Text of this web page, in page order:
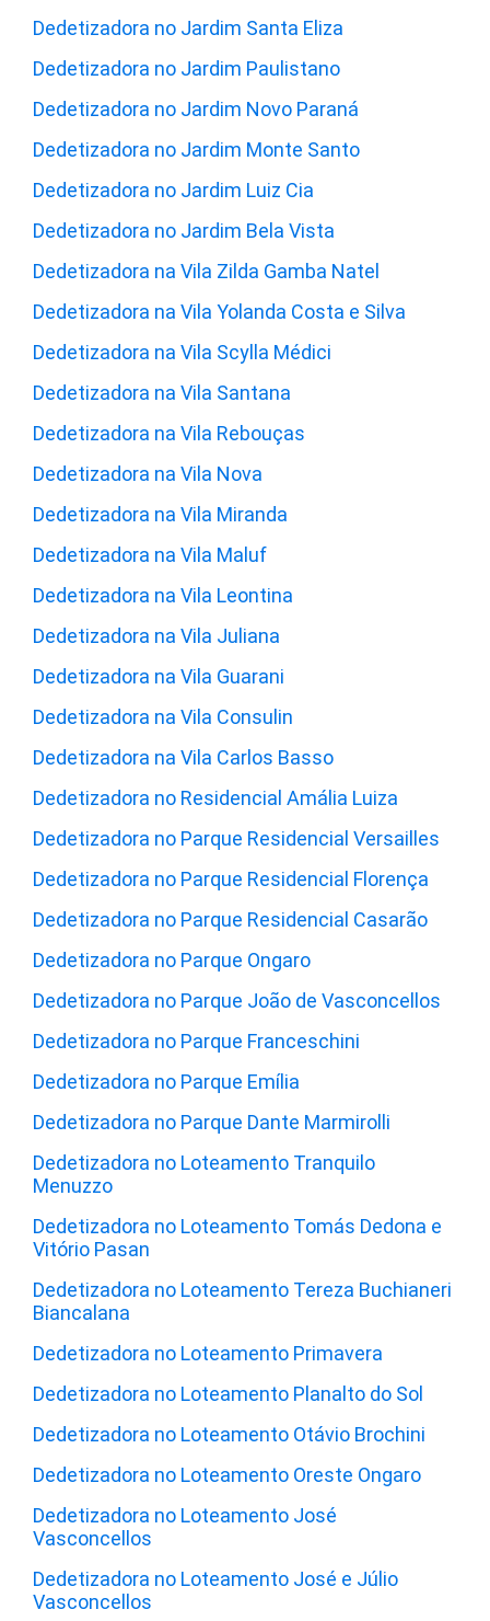
Dedetizadora no Jardim Santa Eliza
Dedetizadora no Jardim Paulistano
Dedetizadora no Jardim Novo Paraná
Dedetizadora no Jardim Monte Santo
Dedetizadora no Jardim Luiz Cia
Dedetizadora no Jardim Bela Vista
Dedetizadora na Vila Zilda Gamba Natel
Dedetizadora na Vila Yolanda Costa e Silva
Dedetizadora na Vila Scylla Médici
Dedetizadora na Vila Santana
Dedetizadora na Vila Rebouças
Dedetizadora na Vila Nova
Dedetizadora na Vila Miranda
Dedetizadora na Vila Maluf
Dedetizadora na Vila Leontina
Dedetizadora na Vila Juliana
Dedetizadora na Vila Guarani
Dedetizadora na Vila Consulin
Dedetizadora na Vila Carlos Basso
Dedetizadora no Residencial Amália Luiza
Dedetizadora no Parque Residencial Versailles
Dedetizadora no Parque Residencial Florença
Dedetizadora no Parque Residencial Casarão
Dedetizadora no Parque Ongaro
Dedetizadora no Parque João de Vasconcellos
Dedetizadora no Parque Franceschini
Dedetizadora no Parque Emília
Dedetizadora no Parque Dante Marmirolli
Dedetizadora no Loteamento Tranquilo
Menuzzo
Dedetizadora no Loteamento Tomás Dedona e
Vitório Pasan
Dedetizadora no Loteamento Tereza Buchianeri
Biancalana
Dedetizadora no Loteamento Primavera
Dedetizadora no Loteamento Planalto do Sol
Dedetizadora no Loteamento Otávio Brochini
Dedetizadora no Loteamento Oreste Ongaro
Dedetizadora no Loteamento José
Vasconcellos
Dedetizadora no Loteamento José e Júlio
Vasconcellos